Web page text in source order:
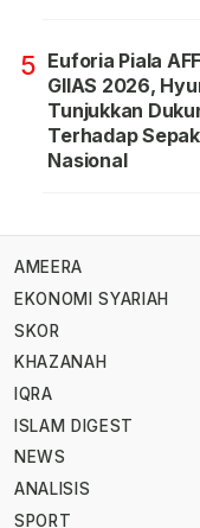
5 Euforia Piala
GIIAS 2026,
Tunjukkan
Terhadap
Nasional
AMEERA
EKONOMI SYARIAH
SKOR
KHAZANAH
IQRA
ISLAM DIGEST
NEWS
ANALISIS
SPORT